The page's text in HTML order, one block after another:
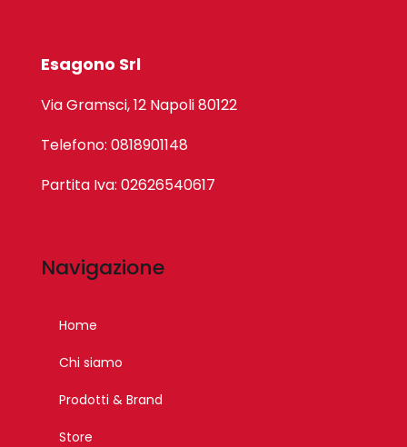
Esagono Srl
Via Gramsci, 12 Napoli 80122
Telefono: 0818901148
Partita Iva: 02626540617
Navigazione
Home
Chi siamo
Prodotti & Brand
Store